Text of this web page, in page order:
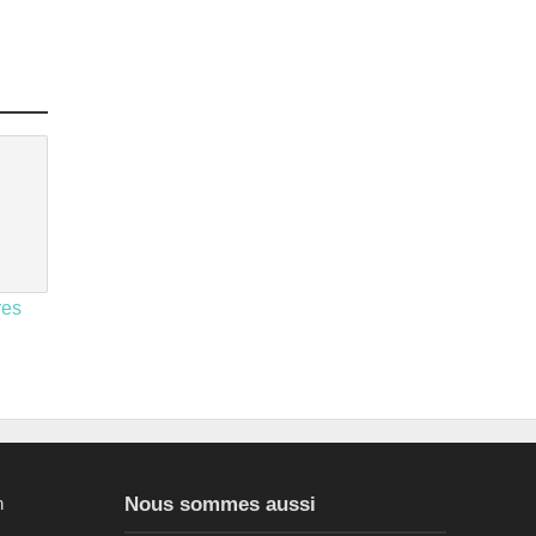
Nous sommes aussi